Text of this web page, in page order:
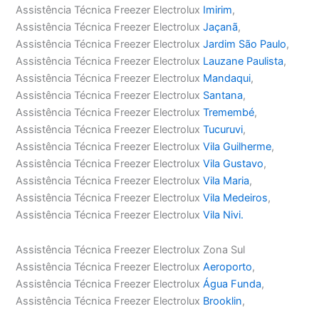
Assistência Técnica Freezer Electrolux Imirim,
Assistência Técnica Freezer ElectroluxJaçanã,
Assistência Técnica Freezer ElectroluxJardim São Paulo,
Assistência Técnica Freezer Electrolux Lauzane Paulista,
Assistência Técnica Freezer Electrolux Mandaqui,
Assistência Técnica Freezer Electrolux Santana,
Assistência Técnica Freezer ElectroluxTremembé,
Assistência Técnica Freezer ElectroluxTucuruvi,
Assistência Técnica Freezer ElectroluxVila Guilherme,
Assistência Técnica Freezer ElectroluxVila Gustavo,
Assistência Técnica Freezer ElectroluxVila Maria,
Assistência Técnica Freezer ElectroluxVila Medeiros,
Assistência Técnica Freezer ElectroluxVila Nivi.
Assistência Técnica Freezer Electrolux Zona Sul
Assistência Técnica Freezer ElectroluxAeroporto,
Assistência Técnica Freezer ElectroluxÁgua Funda,
Assistência Técnica Freezer Electrolux Brooklin,